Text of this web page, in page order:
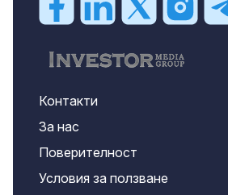
Контакти
За нас
Поверителност
Условия за ползване